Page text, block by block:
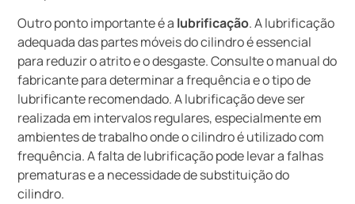
Outro ponto importante é a lubrificação. A lubrificação
adequada das partes móveis do cilindro é essencial
para reduzir o atrito e o desgaste. Consulte o manual do
fabricante para determinar a frequência e o tipo de
lubrificante recomendado. A lubrificação deve ser
realizada em intervalos regulares, especialmente em
ambientes de trabalho onde o cilindro é utilizado com
frequência. A falta de lubrificação pode levar a falhas
prematuras e a necessidade de substituição do
cilindro.